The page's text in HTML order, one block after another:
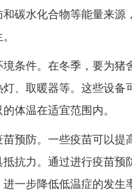
碳水化合物等能量来源
条件。在冬季，要为猪
、取暖器等。这些设备
体温在适宜范围内。
预防。一些疫苗可以提
抗力。通过进行疫苗预
一步降低低温症的发生